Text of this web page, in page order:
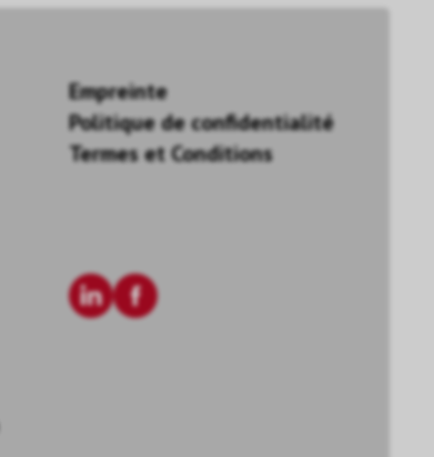
Empreinte
Politique de confidentialité
Termes et Conditions